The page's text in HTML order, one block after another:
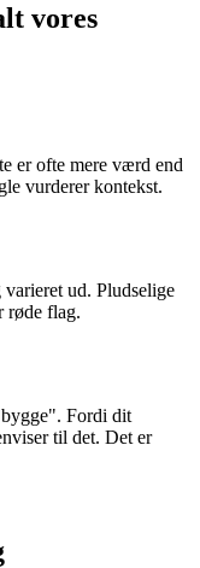
vores
er ofte mere værd end
vurderer kontekst.
ud. Pludselige
røde flag.
Fordi dit
til det. Det er